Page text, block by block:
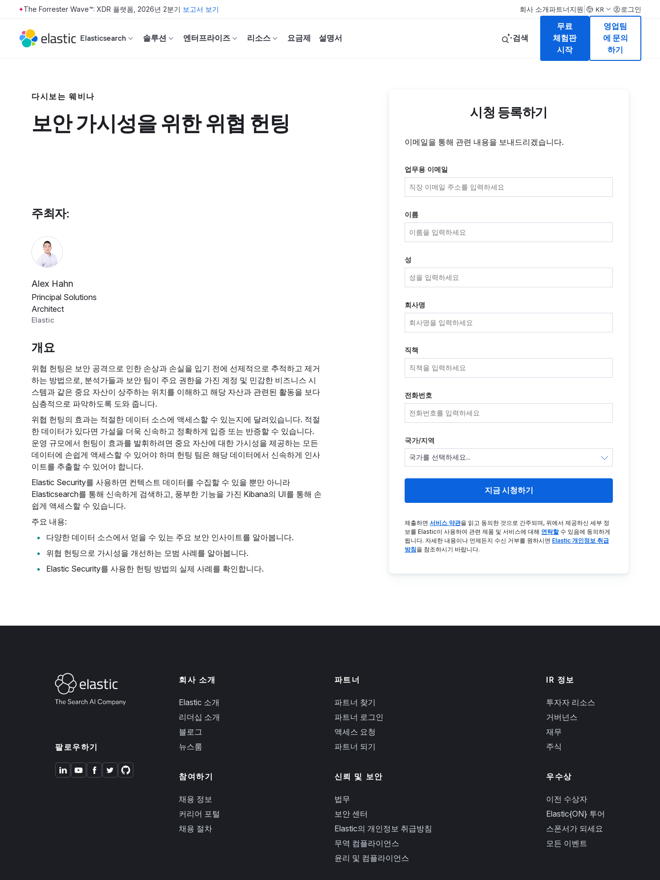
Skip to main content
The Forrester Wave™: XDR 플랫폼, 2026년 2분기 보고서 보기 회사 소개파트너지원 KR 로그인
Elasticsearch 솔루션 엔터프라이즈 리소스 요금제 설명서 검색
무료
체험판
시작
영업팀
에 문의
하기
다시보는 웨비나
보안 가시성을 위한 위협 헌팅
주최자:
Alex Hahn
Principal Solutions
Architect
Elastic
개요
위협 헌팅은 보안 공격으로 인한 손상과 손실을 입기 전에 선제적으로 추적하고 제거
하는 방법으로, 분석가들과 보안 팀이 주요 권한을 가진 계정 및 민감한 비즈니스 시
스템과 같은 중요 자산이 상주하는 위치를 이해하고 해당 자산과 관련된 활동을 보다
심층적으로 파악하도록 도와 줍니다.
위협 헌팅의 효과는 적절한 데이터 소스에 액세스할 수 있는지에 달려있습니다. 적절
한 데이터가 있다면 가설을 더욱 신속하고 정확하게 입증 또는 반증할 수 있습니다.
운영 규모에서 헌팅이 효과를 발휘하려면 중요 자산에 대한 가시성을 제공하는 모든
데이터에 손쉽게 액세스할 수 있어야 하며 헌팅 팀은 해당 데이터에서 신속하게 인사
이트를 추출할 수 있어야 합니다.
Elastic Security를 사용하면 컨텍스트 데이터를 수집할 수 있을 뿐만 아니라
Elasticsearch를 통해 신속하게 검색하고, 풍부한 기능을 가진 Kibana의 UI를 통해 손
쉽게 액세스할 수 있습니다.
주요 내용:
다양한 데이터 소스에서 얻을 수 있는 주요 보안 인사이트를 알아봅니다.
위협 헌팅으로 가시성을 개선하는 모범 사례를 알아봅니다.
Elastic Security를 사용한 헌팅 방법의 실제 사례를 확인합니다.
시청 등록하기
이메일을 통해 관련 내용을 보내드리겠습니다.
업무용 이메일
이름
성
회사명
직책
전화번호
국가/지역
지금 시청하기
제출하면 서비스 약관을 읽고 동의한 것으로 간주되며, 위에서 제공하신 세부 정
보를 Elastic이 사용하여 관련 제품 및 서비스에 대해 연락할수 있음에 동의하게
됩니다. 자세한 내용이나 언제든지 수신 거부를 원하시면 Elastic 개인정보 취급
방침을 참조하시기 바랍니다.
팔로우하기
회사 소개
Elastic 소개
리더십 소개
블로그
뉴스룸
참여하기
채용 정보
커리어 포털
채용 절차
파트너
파트너 찾기
파트너 로그인
액세스 요청
파트너 되기
신뢰 및 보안
법무
보안 센터
Elastic의 개인정보 취급방침
무역 컴플라이언스
윤리 및 컴플라이언스
IR 정보
투자자 리소스
거버넌스
재무
주식
우수상
이전 수상자
Elastic{ON} 투어
스폰서가 되세요
모든 이벤트